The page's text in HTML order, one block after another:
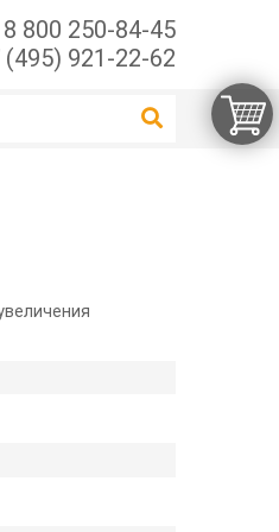
8 800 250-84-45
(495) 921-22-62